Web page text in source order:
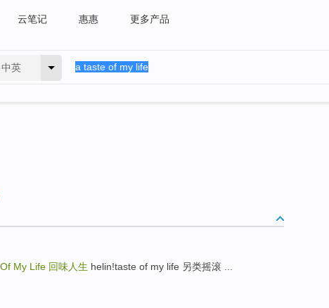
云笔记 惠惠 更多产品
中英
My Life 回味人生 helin!taste of my life 另类摇滚 ...